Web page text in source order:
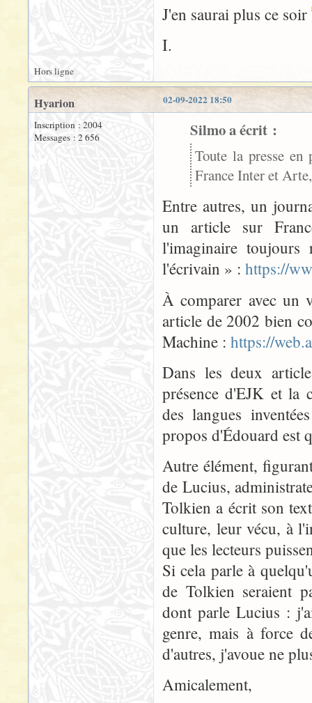
J'en saurai plus ce soir
I.
Hors ligne
02-09-2022 18:50
Hyarion
Inscription : 2004
Messages : 2 656
Silmo a écrit :
Toute la presse
France Inter et
Entre autres, un
un article sur
l'imaginaire
l'écrivain » : https://
À comparer avec un
article de 2002 bien
Machine : https://
Dans les deux
présence d'EJK et la
des langues
propos d'Édouard est
Autre élément,
de Lucius,
Tolkien a écrit son
culture, leur vécu, à
que les lecteurs
Si cela parle à
de Tolkien seraient
dont parle Lucius :
genre, mais à force
d'autres, j'avoue ne
Amicalement,